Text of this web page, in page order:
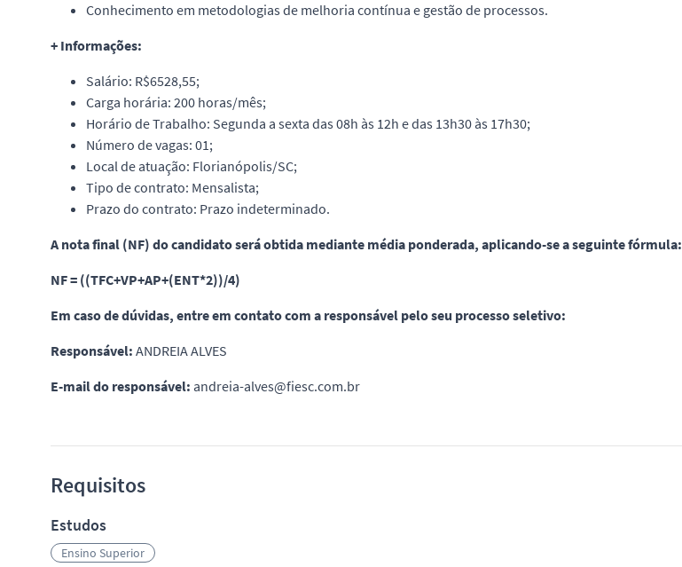
Conhecimento em metodologias de melhoria contínua e gestão de processos.
+ Informações:
Salário: R$6528,55;
Carga horária: 200 horas/mês;
Horário de Trabalho: Segunda a sexta das 08h às 12h e das 13h30 às 17h30;
Número de vagas: 01;
Local de atuação: Florianópolis/SC;
Tipo de contrato: Mensalista;
Prazo do contrato: Prazo indeterminado.
A nota final (NF) do candidato será obtida mediante média ponderada, aplicando-se a seguinte fórmula:
NF = ((TFC+VP+AP+(ENT*2))/4)
Em caso de dúvidas, entre em contato com a responsável pelo seu processo seletivo:
Responsável: ANDREIA ALVES
E-mail do responsável: andreia-alves@fiesc.com.br
Requisitos
Estudos
Ensino Superior